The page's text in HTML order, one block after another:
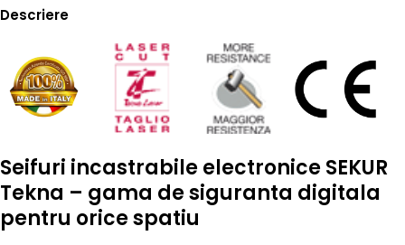
Descriere
Seifuri incastrabile electronice SEKUR
Tekna – gama de siguranta digitala
pentru orice spatiu